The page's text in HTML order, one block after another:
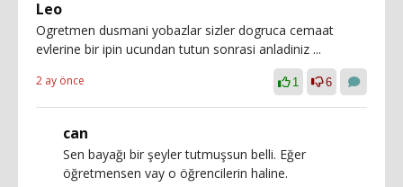
Leo
Ogretmen dusmani yobazlar sizler dogruca cemaat
evlerine bir ipin ucundan tutun sonrasi anladiniz ...
2 ay önce 1 6
can
Sen bayağı bir şeyler tutmuşsun belli. Eğer
öğretmensen vay o öğrencilerin haline.